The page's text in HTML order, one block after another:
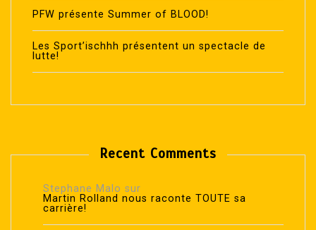
PFW présente Summer of BLOOD!
Les Sport’ischhh présentent un spectacle de
lutte!
Recent Comments
Stephane Malo sur
Martin Rolland nous raconte TOUTE sa
carrière!